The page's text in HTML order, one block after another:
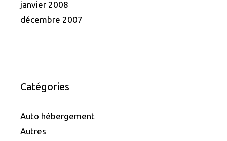
janvier 2008
décembre 2007
Catégories
Auto hébergement
Autres